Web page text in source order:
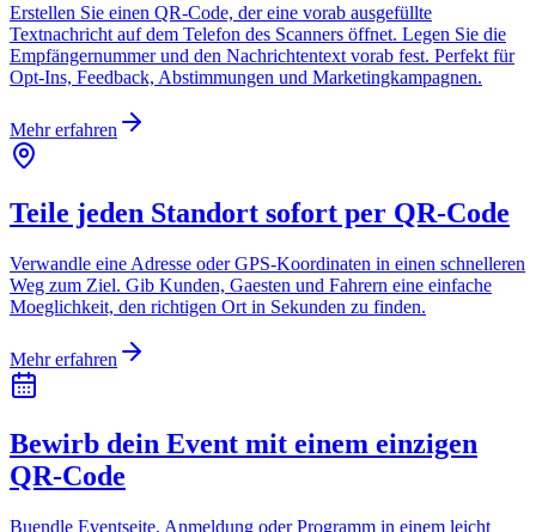
Erstellen Sie einen QR-Code, der eine vorab ausgefüllte
Textnachricht auf dem Telefon des Scanners öffnet. Legen Sie die
Empfängernummer und den Nachrichtentext vorab fest. Perfekt für
Opt-Ins, Feedback, Abstimmungen und Marketingkampagnen.
Mehr erfahren
Teile jeden Standort sofort per QR-Code
Verwandle eine Adresse oder GPS-Koordinaten in einen schnelleren
Weg zum Ziel. Gib Kunden, Gaesten und Fahrern eine einfache
Moeglichkeit, den richtigen Ort in Sekunden zu finden.
Mehr erfahren
Bewirb dein Event mit einem einzigen
QR-Code
Buendle Eventseite, Anmeldung oder Programm in einem leicht